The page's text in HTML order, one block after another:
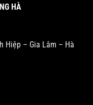
HÀ
Hiệp – Gia Lâm – Hà